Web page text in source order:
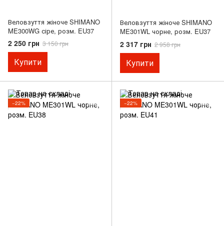
Веловзуття жіноче SHIMANO
ME300WG сіре, розм. EU37
2 250 грн 3 150 грн
Купити
Веловзуття жіноче SHIMANO
ME301WL чорне, розм. EU37
2 317 грн 2 958 грн
Купити
−22% −22%